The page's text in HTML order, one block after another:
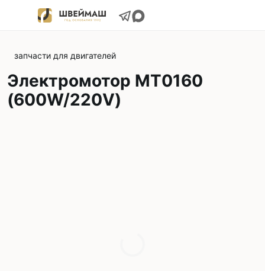
запчасти для двигателей
Электромотор МТ0160
(600W/220V)